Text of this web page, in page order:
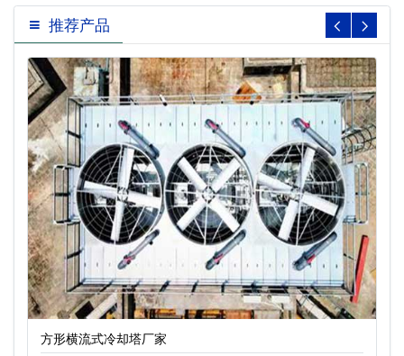
推荐产品
方形横流式冷却塔厂家